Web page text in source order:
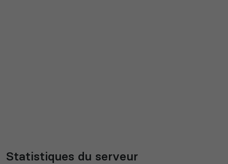
Statistiques du serveur